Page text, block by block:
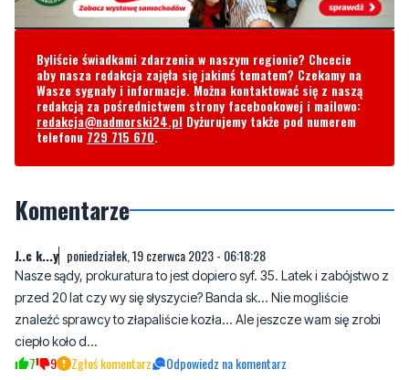
Byliście świadkami zdarzenia w naszym regionie? Chcecie
aby nasza redakcja zajęła się jakimś tematem? Czekamy na
Wasze sygnały i informacje. Można kontaktować się z naszą
redakcją za pośrednictwem strony facebookowej i mailowo:
redakcja@nadmorski24.pl Dyżurujemy także pod numerem
telefonu 729 715 670.
Komentarze
J..c k...y poniedziałek, 19 czerwca 2023 - 06:18:28
Nasze sądy, prokuratura to jest dopiero syf. 35. Latek i zabójstwo z
przed 20 lat czy wy się słyszycie? Banda sk... Nie mogliście
znaleźć sprawcy to złapaliście kozła... Ale jeszcze wam się zrobi
ciepło koło d...
7 9 Zgłoś komentarz Odpowiedz na komentarz